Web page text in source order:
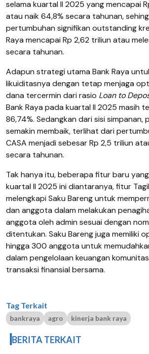
selama kuartal II 2025 yang mencapai
atau naik 64,8% secara tahunan,
pertumbuhan signifikan outstanding
Raya mencapai Rp 2,62 triliun atau
secara tahunan.
Adapun strategi utama Bank Raya
likuiditasnya dengan tetap menjaga
dana tercermin dari rasio Loan to
Bank Raya pada kuartal II 2025 masih
86,74%. Sedangkan dari sisi simpanan,
semakin membaik, terlihat dari
CASA menjadi sebesar Rp 2,5 triliun
secara tahunan.
Tak hanya itu, beberapa fitur baru
kuartal II 2025 ini diantaranya, fitur
melengkapi Saku Bareng untuk
dan anggota dalam melakukan
anggota oleh admin sesuai dengan
ditentukan. Saku Bareng juga memiliki
hingga 300 anggota untuk
dalam pengelolaan keuangan
transaksi finansial bersama.
Tag Terkait
bankraya agro kinerja bank raya
BERITA TERKAIT